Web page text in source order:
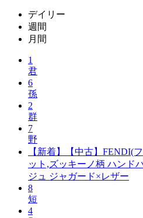
デイリー
週間
月間
1
君
6
孫
2
群
7
野
【新着】【中古】FENDI(
ット,ズッキーノ柄 ハンド
ジュ ジャガード×レザー
8
短
4